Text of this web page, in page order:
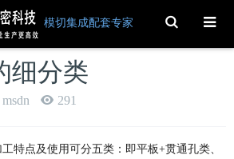
模切集成配套专家 Toggle
Search
细分类
msdn 291
特点及使用可分五类：即平板+贯通孔类、